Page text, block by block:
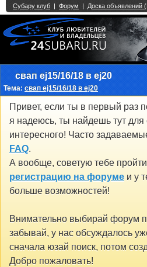
свап ej15/16/18 в ej20
Тема: свап ej15/16/18 в ej20
Привет, если ты в первый раз
я надеюсь, ты найдешь тут для
интересного! Часто
FAQ.
А вообще, советую тебе пройти
регистрацию на форуме и у
больше возможностей!
Внимательно выбирай форум
забывай, у нас обсуждалось
сначала юзай поиск, потом
Добро пожаловать!
Single Sign On
2 3 4 5 6 7 8 9 10 11 12 13 14 15 16
27 28 29 30 31 32 33 34 35 36